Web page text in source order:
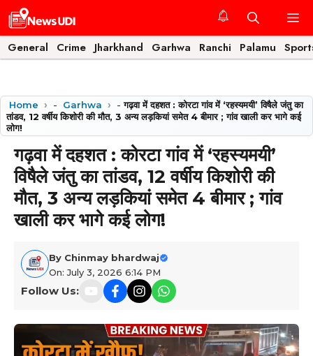
Skip
to
content
General Crime Jharkhand Garhwa Ranchi Palamu
Home - Garhwa -गढ़वा में दहशत : कोरटा गांव में ‘रहस्यमयी’ विषैले जंतु का
तांडव, 12 वर्षीय किशोरी की मौत, 3 अन्य लड़कियां समेत 4 बीमार ; गांव खाली कर भागे कई
लोग!
गढ़वा में दहशत : कोरटा गांव में ‘रहस्यमयी’
विषैले जंतु का तांडव, 12 वर्षीय किशोरी की
मौत, 3 अन्य लड़कियां समेत 4 बीमार ; गांव
खाली कर भागे कई लोग!
By Chinmay bhardwaj
On: July 3, 2026 6:14 PM
Follow Us: